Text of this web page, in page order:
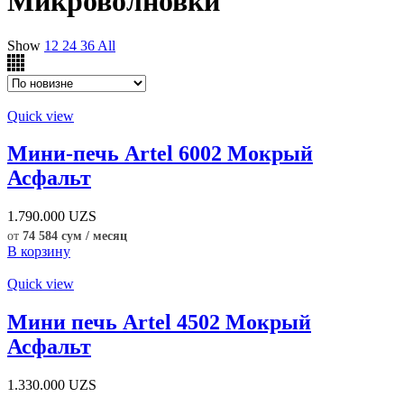
Show 12 24 36 All
Quick view
Мини-печь Artel 6002 Мокрый
Асфальт
1.790.000 UZS
от 74 584 сум / месяц
В корзину
Quick view
Мини печь Artel 4502 Мокрый
Асфальт
1.330.000 UZS